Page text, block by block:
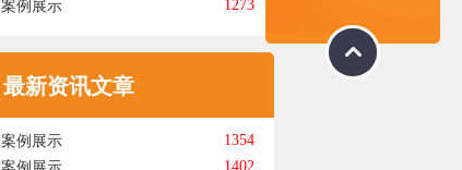
案例展示
1273
最新资讯文章
案例展示
1354
1402